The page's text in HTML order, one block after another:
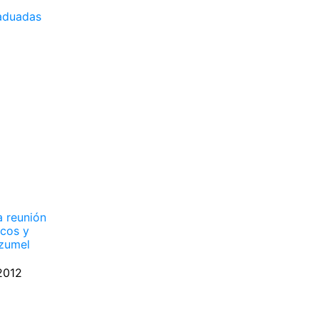
reunión
y